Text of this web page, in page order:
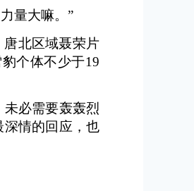
量大嘛。”
唐北区域聂荣片
个体不少于19
必需要轰轰烈
情的回应，也